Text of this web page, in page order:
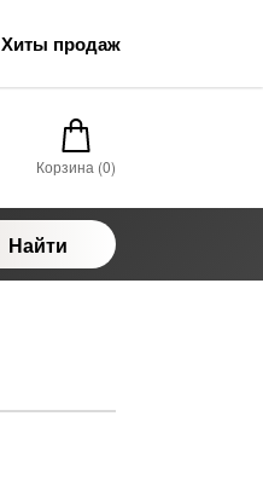
Хиты продаж
Корзина (0)
Найти